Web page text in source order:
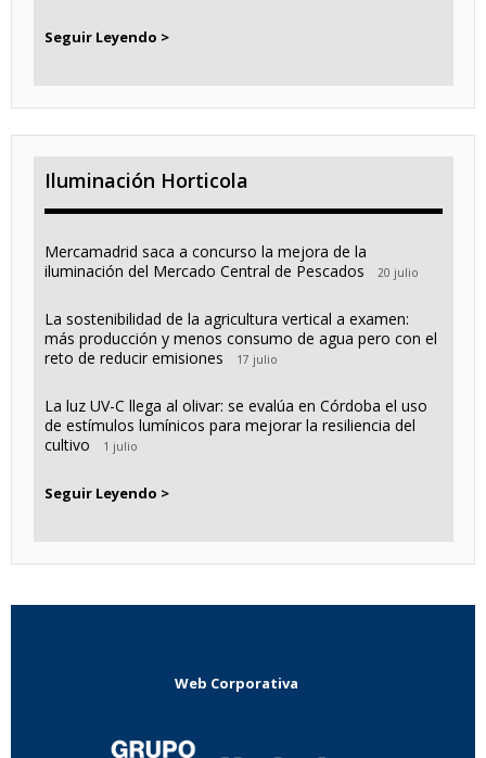
Seguir Leyendo >
Iluminación Horticola
Mercamadrid saca a concurso la mejora de la
iluminación del Mercado Central de Pescados
20 julio
La sostenibilidad de la agricultura vertical a examen:
más producción y menos consumo de agua pero con el
reto de reducir emisiones
17 julio
La luz UV-C llega al olivar: se evalúa en Córdoba el uso
de estímulos lumínicos para mejorar la resiliencia del
cultivo
1 julio
Seguir Leyendo >
Web Corporativa